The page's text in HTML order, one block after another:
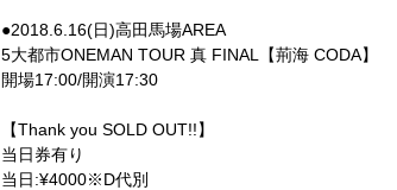
●2018.6.16(日)高田馬場AREA
5大都市ONEMAN TOUR 真 FINAL【荊海 CODA】
開場17:00/開演17:30
【Thank you SOLD OUT!!】
当日券有り
当日:¥4000※D代別